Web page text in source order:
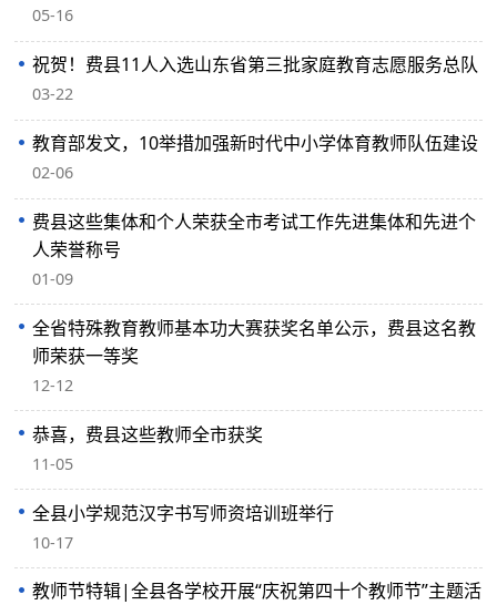
05-16
祝贺！费县11人入选山东省第三批家庭教育志愿服务总队
03-22
教育部发文，10举措加强新时代中小学体育教师队伍建设
02-06
费县这些集体和个人荣获全市考试工作先进集体和先进个
人荣誉称号
01-09
全省特殊教育教师基本功大赛获奖名单公示，费县这名教
师荣获一等奖
12-12
恭喜，费县这些教师全市获奖
11-05
全县小学规范汉字书写师资培训班举行
10-17
教师节特辑|全县各学校开展“庆祝第四十个教师节”主题活